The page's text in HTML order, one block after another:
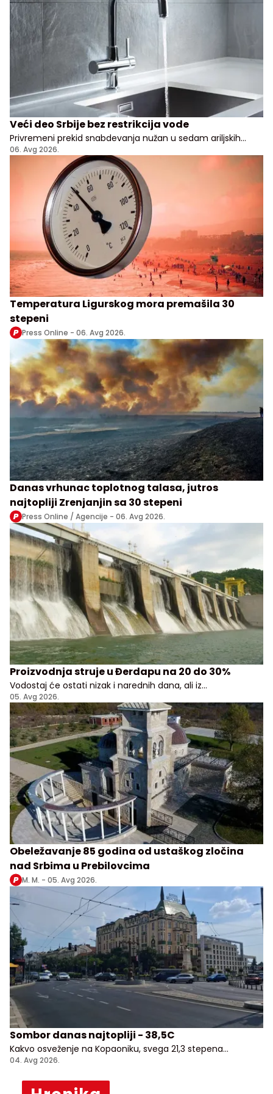
Veći deo Srbije bez restrikcija vode
Privremeni prekid snabdevanja nužan u sedam ariljskih
naselja
06. Avg 2026.
Temperatura Ligurskog mora premašila 30
stepeni
Press Online - 06. Avg 2026.
Danas vrhunac toplotnog talasa, jutros
najtopliji Zrenjanjin sa 30 stepeni
Press Online / Agencije - 06. Avg 2026.
Proizvodnja struje u Đerdapu na 20 do 30%
Vodostaj će ostati nizak i narednih dana, ali iz
Elektroprivrede Srbije uveravaju da građani i privreda
nemaju razloga za brigu
05. Avg 2026.
Obeležavanje 85 godina od ustaškog zločina
nad Srbima u Prebilovcima
M. M. - 05. Avg 2026.
Sombor danas najtopliji - 38,5C
Kakvo osveženje na Kopaoniku, svega 21,3 stepena
Celzijusa!
04. Avg 2026.